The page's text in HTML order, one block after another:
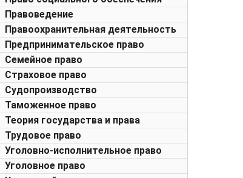
Правоведение
Правоохранительная деятельность
Предпринимательское право
Семейное право
Страховое право
Судопроизводство
Таможенное право
Теория государства и права
Трудовое право
Уголовно-исполнительное право
Уголовное право